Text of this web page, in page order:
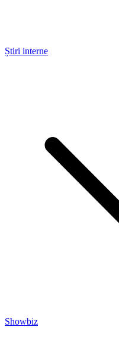
Știri interne
Showbiz